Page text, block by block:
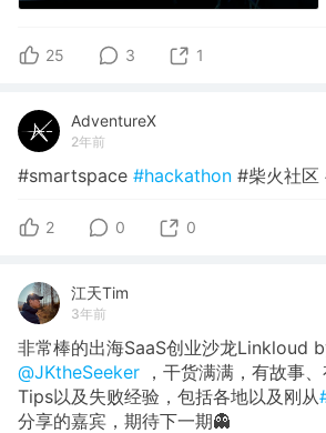
25 3 1
AdventureX
2年前
#smartspace #hackathon #柴火社
2 0 0
江天Tim
3年前
非常棒的出海SaaS创业沙龙Linkloud
@JKtheSeeker ，干货满满，有故事
Tips以及失败经验，包括各地以及刚从
分享的嘉宾，期待下一期👻